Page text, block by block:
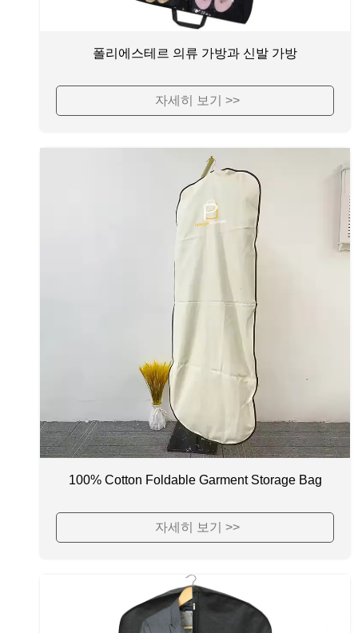
폴리에스테르 의류 가방과 신발 가방
자세히 보기 >>
100% Cotton Foldable Garment Storage Bag
자세히 보기 >>